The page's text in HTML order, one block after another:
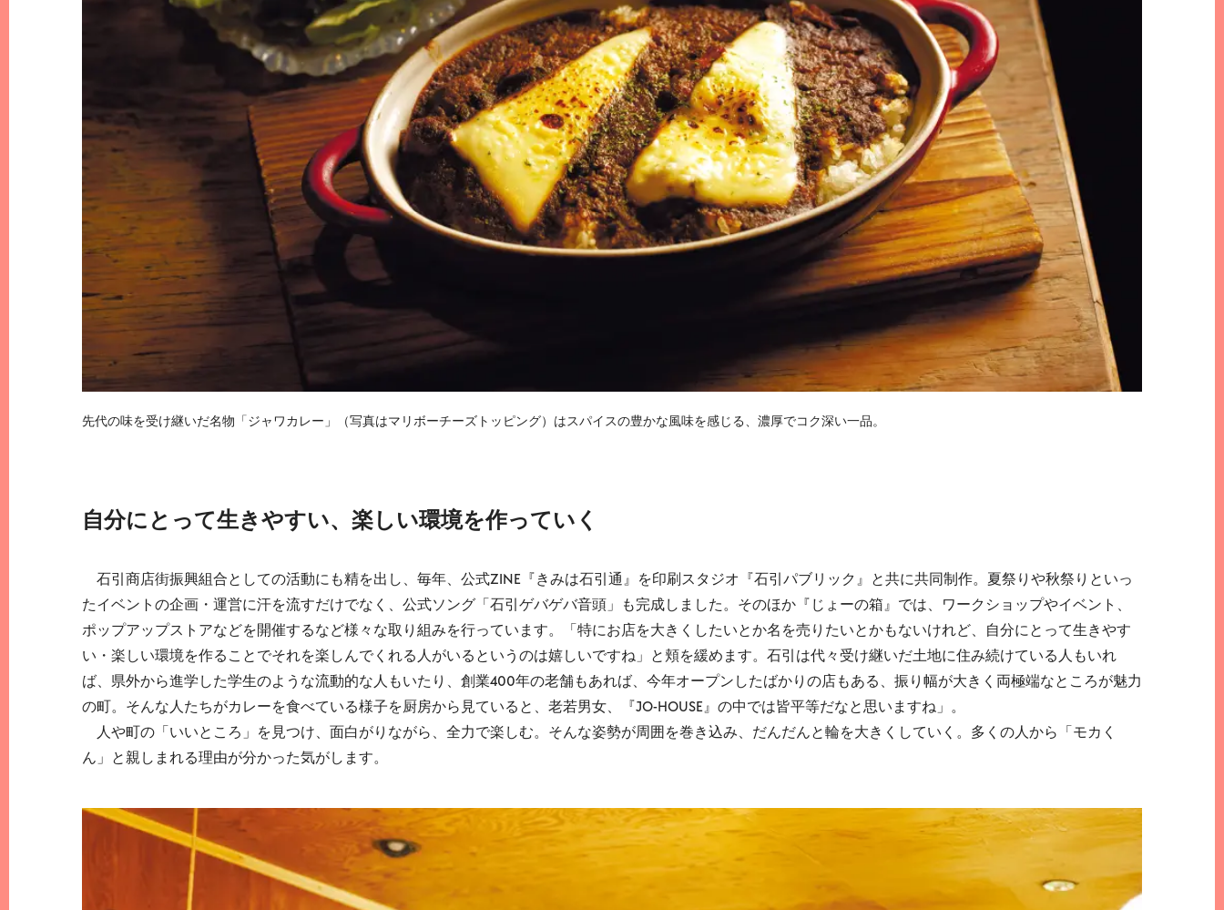
先代の味を受け継いだ名物「ジャワカレー」（写真はマリボーチーズトッピング）はスパイスの豊かな風味を感じる、濃厚でコク深い一品。
自分にとって生きやすい、楽しい環境を作っていく
石引商店街振興組合としての活動にも精を出し、毎年、公式ZINE『きみは石引通』を印刷スタジオ『石引パブリック』と共に共同制作。夏祭りや秋祭りといっ
たイベントの企画・運営に汗を流すだけでなく、公式ソング「石引ゲバゲバ音頭」も完成しました。そのほか『じょーの箱』では、ワークショップやイベント、
ポップアップストアなどを開催するなど様々な取り組みを行っています。「特にお店を大きくしたいとか名を売りたいとかもないけれど、自分にとって生きやす
い・楽しい環境を作ることでそれを楽しんでくれる人がいるというのは嬉しいですね」と頬を緩めます。石引は代々受け継いだ土地に住み続けている人もいれ
ば、県外から進学した学生のような流動的な人もいたり、創業400年の老舗もあれば、今年オープンしたばかりの店もある、振り幅が大きく両極端なところが魅力
の町。そんな人たちがカレーを食べている様子を厨房から見ていると、老若男女、『JO-HOUSE』の中では皆平等だなと思いますね」。
人や町の「いいところ」を見つけ、面白がりながら、全力で楽しむ。そんな姿勢が周囲を巻き込み、だんだんと輪を大きくしていく。多くの人から「モカく
ん」と親しまれる理由が分かった気がします。